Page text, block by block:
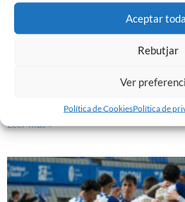
Aceptar
Rebutjar
Ver
Política de CookiesPolítica de
Leer más »